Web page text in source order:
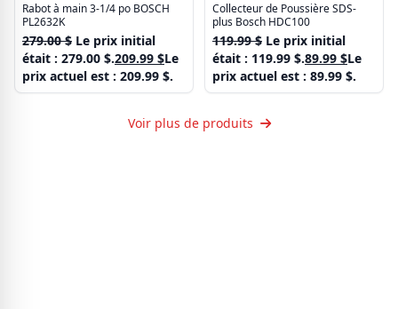
Rabot à main 3-1/4 po BOSCH
PL2632K
279.00$ Le prix initial
était : 279.00 $.209.99 $Le
prix actuel est : 209.99 $.
Collecteur de Poussière SDS-
plus Bosch HDC100
119.99$ Le prix initial
était : 119.99 $.89.99 $Le
prix actuel est : 89.99 $.
Voir plus de produits